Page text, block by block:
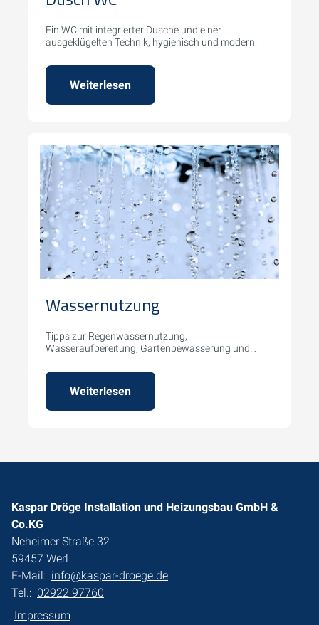
Ein WC mit integrierter Dusche und einer
ausgeklügelten Technik, hygienisch und modern.
Weiterlesen
Wassernutzung
Tipps zur Regenwassernutzung,
Wasseraufbereitung, Gartenbewässerung und
Weiterlesen
Kaspar Dröge Installation und Heizungsbau GmbH &
Co.KG
Neheimer Straße 32
59457 Werl
E-Mail: info@kaspar-droege.de
Tel.: 02922 97760
Impressum